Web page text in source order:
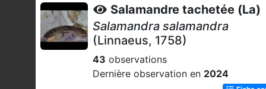
Salamandre tachetée (La)
Salamandra salamandra
(Linnaeus, 1758)
43 observations
Dernière observation en 2024